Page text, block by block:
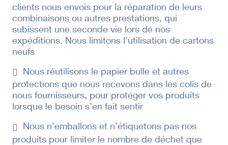
clients nous envois pour la réparation de leurs
combinaisons ou autres prestations, qui
subissent une seconde vie lors de nos
expéditions. Nous limitons l’utilisation de cartons
neufs
Nous réutilisons le papier bulle et autres
protections que nous recevons dans les colis de
nous fournisseurs, pour protéger vos produits
lorsque le besoin s’en fait sentir
Nous n’emballons et n’étiquetons pas nos
produits pour limiter le nombre de déchet que